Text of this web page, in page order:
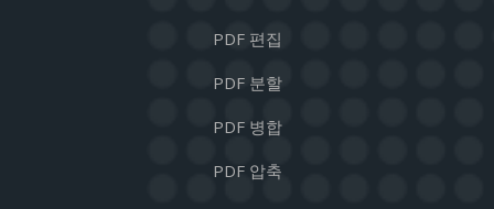
PDF 편집
PDF 분할
PDF 병합
PDF 압축